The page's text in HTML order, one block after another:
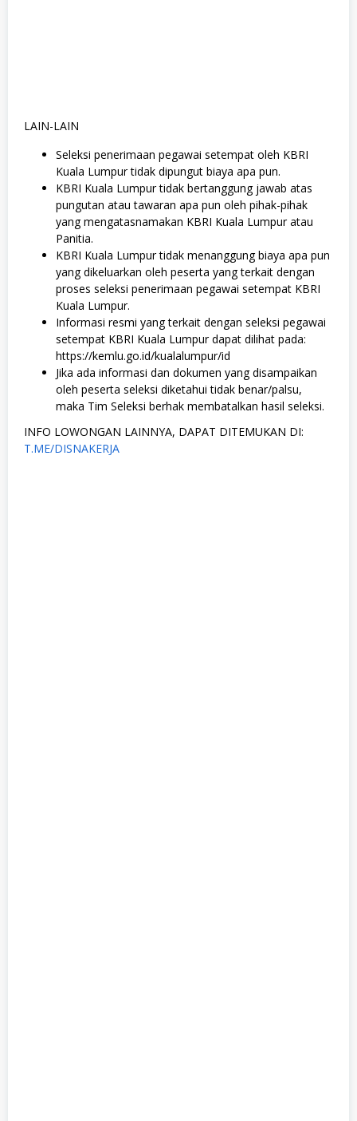
LAIN-LAIN
Seleksi penerimaan pegawai setempat oleh KBRI
Kuala Lumpur tidak dipungut biaya apa pun.
KBRI Kuala Lumpur tidak bertanggung jawab atas
pungutan atau tawaran apa pun oleh pihak-pihak
yang mengatasnamakan KBRI Kuala Lumpur atau
Panitia.
KBRI Kuala Lumpur tidak menanggung biaya apa pun
yang dikeluarkan oleh peserta yang terkait dengan
proses seleksi penerimaan pegawai setempat KBRI
Kuala Lumpur.
Informasi resmi yang terkait dengan seleksi pegawai
setempat KBRI Kuala Lumpur dapat dilihat pada:
https://kemlu.go.id/kualalumpur/id
Jika ada informasi dan dokumen yang disampaikan
oleh peserta seleksi diketahui tidak benar/palsu,
maka Tim Seleksi berhak membatalkan hasil seleksi.
INFO LOWONGAN LAINNYA, DAPAT DITEMUKAN DI:
T.ME/DISNAKERJA